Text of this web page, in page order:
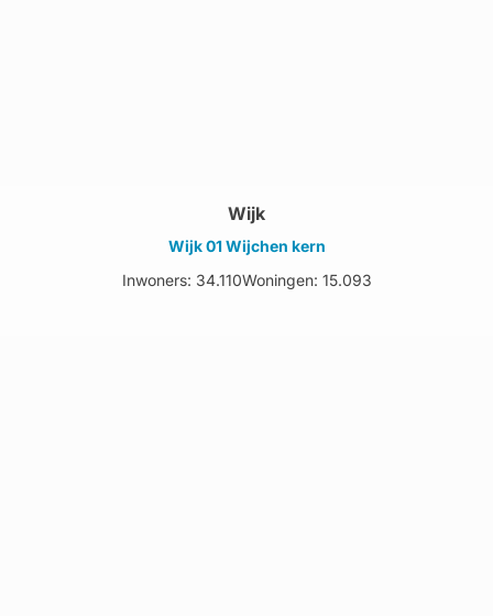
Wijk
Wijk 01 Wijchen kern
Inwoners: 34.110Woningen: 15.093